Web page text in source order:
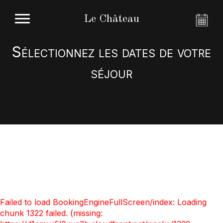
Le Château
Sélectionnez les dates de votre
séjour
Failed to load BookingEngineFullScreen/index: Loading
chunk 1322 failed. (missing: